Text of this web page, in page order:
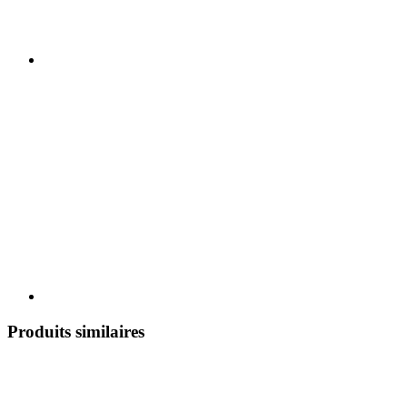
Produits similaires